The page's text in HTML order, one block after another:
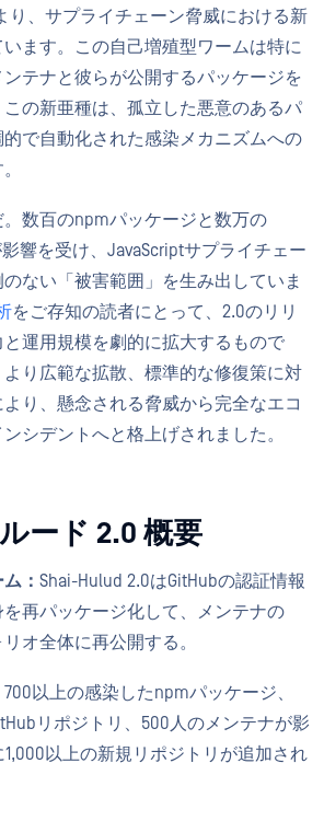
り、サプライチェーン脅威における新
ます。この自己増殖型ワームは特に
テナと彼らが公開するパッケージを
の新亜種は、孤立した悪意のあるパ
で自動化された感染メカニズムへの
数百のnpmパッケージと数万の
響を受け、JavaScriptサプライチェー
ない「被害範囲」を生み出していま
をご存知の読者にとって、2.0のリリ
運用規模を劇的に拡大するもので
り広範な拡散、標準的な修復策に対
り、懸念される脅威から完全なエコ
シデントへと格上げされました。
ード 2.0 概要
： Shai-Hulud 2.0はGitHubの認証情報
を再パッケージ化して、メンテナの
オ全体に再公開する。
700以上の感染したnpmパッケージ、
リポジトリ、500人のメンテナが影
以上の新規リポジトリが追加され